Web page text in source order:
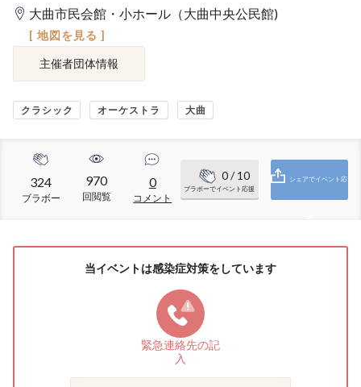
大曲市民会館・小ホール（大曲中央公民館)
[ 地図を見る ]
主催者団体情報
クラシック オーケストラ 大曲
324
ブラボー
970
回閲覧
0
コメント
0/ 10
ブラボーでイベント応援
シェアでイベント応
当イベントは感染症対策をしています
緊急連絡先の記
入